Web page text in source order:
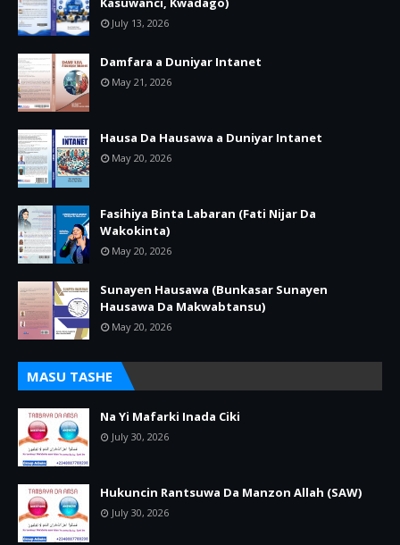
July 13, 2026
Damfara a Duniyar Intanet
May 21, 2026
Hausa Da Hausawa a Duniyar Intanet
May 20, 2026
Fasihiya Binta Labaran (Fati Nijar Da
Wakokinta)
May 20, 2026
Sunayen Hausawa (Bunkasar Sunayen
Hausawa Da Makwabtansu)
May 20, 2026
MASU TASHE
Na Yi Mafarki Inada Ciki
July 30, 2026
Hukuncin Rantsuwa Da Manzon Allah (SAW)
July 30, 2026